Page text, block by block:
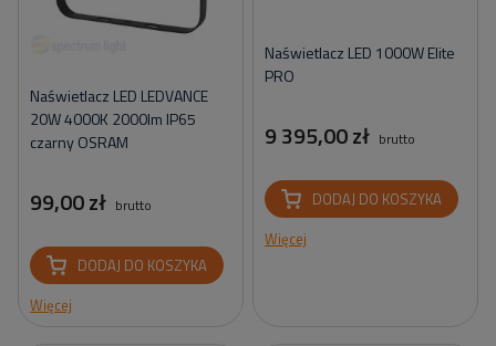
Naświetlacz LED LEDVANCE
20W 4000K 2000lm IP65
czarny OSRAM
99,00 zł brutto
DODAJ DO KOSZYKA
Więcej
Naświetlacz LED 1000W Elite
PRO
9 395,00 zł brutto
DODAJ DO KOSZYKA
Więcej